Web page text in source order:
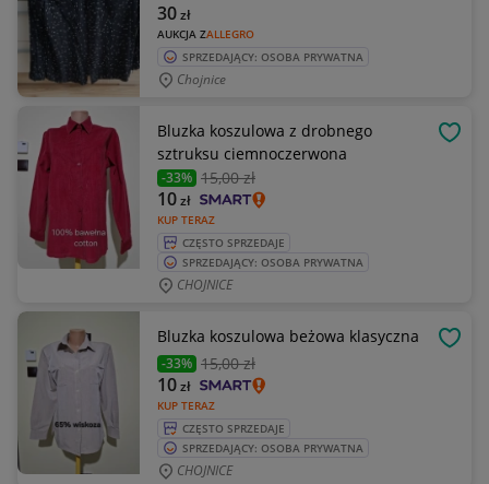
AUKCJA ZALLEGRO
30zł
SPRZEDAJĄCY: OSOBA PRYWATNA
Chojnice
Bluzka koszulowa z drobnego
sztruksu ciemnoczerwona
-33% 15,00 zł
KUP TERAZ
10zł
CZĘSTO SPRZEDAJE
SPRZEDAJĄCY: OSOBA PRYWATNA
CHOJNICE
Bluzka koszulowa beżowa klasyczna
-33% 15,00 zł
KUP TERAZ
10zł
CZĘSTO SPRZEDAJE
SPRZEDAJĄCY: OSOBA PRYWATNA
CHOJNICE